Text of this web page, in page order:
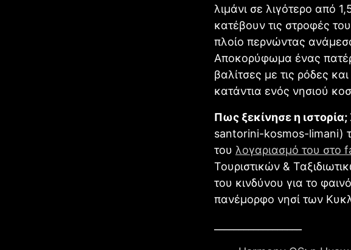
λιμάνι σε λιγότερο από
κατέβουν τις στροφές
πλοίο περνώντας
Αποκορύφωμα ένας
βαλίτσες με τις ρόδες
κατάντια ενός νησιού
Πως ξεκίνησε η ιστορία;
santorini-kosmos-limani)
του λογαριασμό του στο
Τουριστικών &
του κινδύνου για το
πανέμορφο νησί των